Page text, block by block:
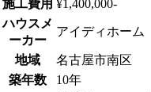
施工費用 ¥1,400,000-
ハウスメ
ーカー
アイディホーム
地域
名古屋市南区
築年数
10年